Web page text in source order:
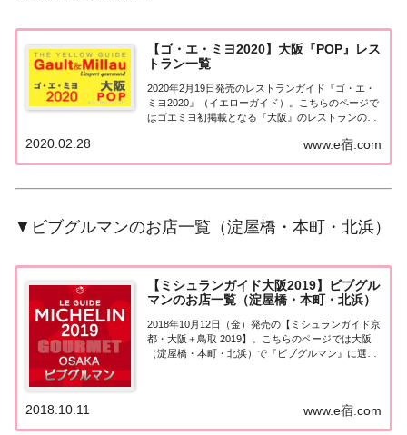
【ゴ・エ・ミヨ2020】大阪『POP』レス
トラン一覧
2020年2月19日発売のレストランガイド『ゴ・エ・
ミヨ2020』（イエローガイド）。こちらのページで
はゴエミヨ初掲載となる『大阪』のレストランのう
いて一覧にまとめました。ゴエミヨ2020大阪
「POP」関西「大阪エリア」で「ゴ・エ・...
www.e宿.com
2020.02.28
▼ビブグルマンのお店一覧（淀屋橋・本町・北浜）
【ミシュランガイド大阪2019】ビブグル
マンのお店一覧（淀屋橋・本町・北浜）
2018年10月12日（金）発売の【ミシュランガイド京
都・大阪＋鳥取 2019】。こちらのページでは大阪
（淀屋橋・本町・北浜）で『ビブグルマン』に選ば
www.e宿.com
2018.10.11